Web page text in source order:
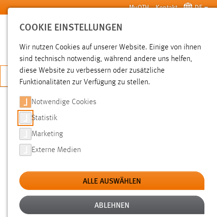
Zum Hauptinhalt springen MyOTH Kontakt DE
SUCHE
JETZT BEWERBEN
SUCHE
FILTER
Typ
Erstellungsdatum
COOKIE EINSTELLUNGEN
Wir nutzen Cookies auf unserer Website. Einige von ihnen
sind technisch notwendig, während andere uns helfen,
diese Website zu verbessern oder zusätzliche
Funktionalitäten zur Verfügung zu stellen.
Notwendige Cookies
Statistik
Marketing
Externe Medien
ALLE AUSWÄHLEN
ABLEHNEN